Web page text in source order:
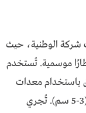
شركة الوطنية، حيث
درجة مئوية وأمطارًا موسمية. تُستخدم
بكثافة 40-45 كجم/م³، مُطبق باستخدام معدات
Graco Reactor 2 لتكوين طبقة عازلة موحدة (3-5 سم). تُجري